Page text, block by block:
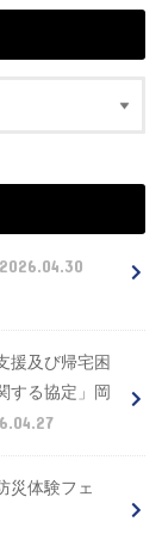
2026.04.30
援及び帰宅困
する協定」岡
災体験フェ